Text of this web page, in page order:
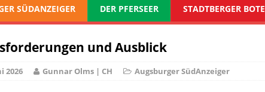
SÜDANZEIGER DER PFERSEER STADTBERGER BOTE
und Ausblick
2026 Gunnar Olms | CH Augsburger SüdAnzeiger